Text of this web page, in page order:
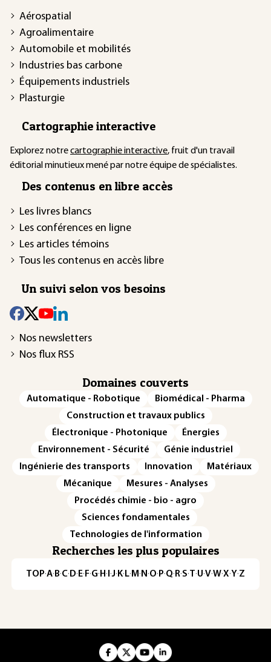
Aérospatial
Agroalimentaire
Automobile et mobilités
Industries bas carbone
Équipements industriels
Plasturgie
Cartographie interactive
Explorez notrecartographie interactive, fruit d'un travail
éditorial minutieux mené par notre équipe de spécialistes.
Des contenus en libre accès
Les livres blancs
Les conférences en ligne
Les articles témoins
Tous les contenus en accès libre
Un suivi selon vos besoins
Nos newsletters
Nos flux RSS
Domaines couverts
Automatique - Robotique
Biomédical - Pharma
Construction et travaux publics
Électronique - Photonique
Énergies
Environnement - Sécurité
Génie industriel
Ingénierie des transports
Innovation
Matériaux
Mécanique
Mesures - Analyses
Procédés chimie - bio - agro
Sciences fondamentales
Technologies de l'information
Recherches les plus populaires
TOP·A·B·C· D· E· F·G· H · ·J· K· L· M · N ·O· P·Q· R·S·T·U·V·W·X·Y·Z